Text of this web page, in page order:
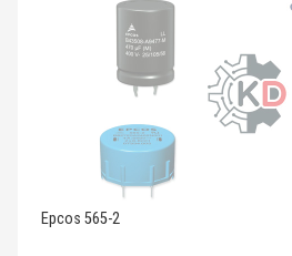
Epcos 565-2